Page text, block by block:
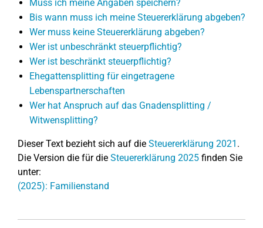
Muss ich meine Angaben speichern?
Bis wann muss ich meine Steuererklärung abgeben?
Wer muss keine Steuererklärung abgeben?
Wer ist unbeschränkt steuerpflichtig?
Wer ist beschränkt steuerpflichtig?
Ehegattensplitting für eingetragene
Lebenspartnerschaften
Wer hat Anspruch auf das Gnadensplitting /
Witwensplitting?
Dieser Text bezieht sich auf die Steuererklärung 2021 .
Die Version die für die Steuererklärung 2025 finden Sie
unter:
(2025): Familienstand